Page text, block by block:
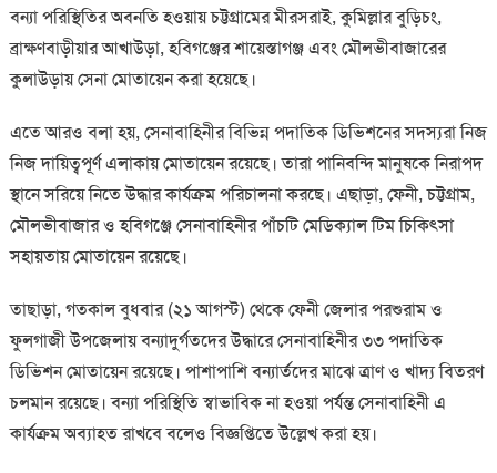
বন্যা পরিস্থিতির অবনতি হওয়ায় চট্টগ্রামের মীরসরাই, কুমিল্লার বুড়িচং,
ব্রাক্ষণবাড়ীয়ার আখাউড়া, হবিগঞ্জের শায়েস্তাগঞ্জ এবং মৌলভীবাজারের
কুলাউড়ায় সেনা মোতায়েন করা হয়েছে।
এতে আরও বলা হয়, সেনাবাহিনীর বিভিন্ন পদাতিক ডিভিশনের সদস্যরা নিজ
নিজ দায়িত্বপূর্ণ এলাকায় মোতায়েন রয়েছে। তারা পানিবন্দি মানুষকে নিরাপদ
স্থানে সরিয়ে নিতে উদ্ধার কার্যক্রম পরিচালনা করছে। এছাড়া, ফেনী, চট্টগ্রাম,
মৌলভীবাজার ও হবিগঞ্জে সেনাবাহিনীর পাঁচটি মেডিক্যাল টিম চিকিৎসা
সহায়তায় মোতায়েন রয়েছে।
তাছাড়া, গতকাল বুধবার (২১ আগস্ট) থেকে ফেনী জেলার পরশুরাম ও
ফুলগাজী উপজেলায় বন্যাদুর্গতদের উদ্ধারে সেনাবাহিনীর ৩৩ পদাতিক
ডিভিশন মোতায়েন রয়েছে। পাশাপাশি বন্যার্তদের মাঝে ত্রাণ ও খাদ্য বিতরণ
চলমান রয়েছে। বন্যা পরিস্থিতি স্বাভাবিক না হওয়া পর্যন্ত সেনাবাহিনী এ
কার্যক্রম অব্যাহত রাখবে বলেও বিজ্ঞপ্তিতে উল্লেখ করা হয়।